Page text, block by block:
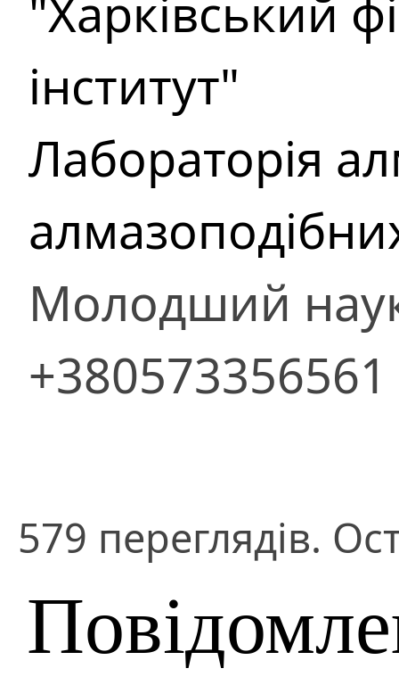
"Харківський
інститут"
Лабораторія
Молодший
+380573356561
579 переглядів.